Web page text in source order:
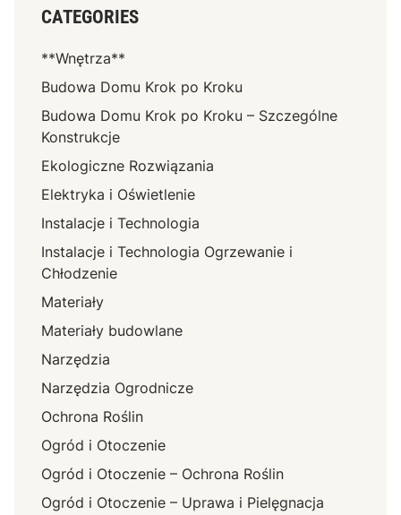
CATEGORIES
**Wnętrza**
Budowa Domu Krok po Kroku
Budowa Domu Krok po Kroku – Szczególne
Konstrukcje
Ekologiczne Rozwiązania
Elektryka i Oświetlenie
Instalacje i Technologia
Instalacje i Technologia Ogrzewanie i
Chłodzenie
Materiały
Materiały budowlane
Narzędzia
Narzędzia Ogrodnicze
Ochrona Roślin
Ogród i Otoczenie
Ogród i Otoczenie – Ochrona Roślin
Ogród i Otoczenie – Uprawa i Pielęgnacja